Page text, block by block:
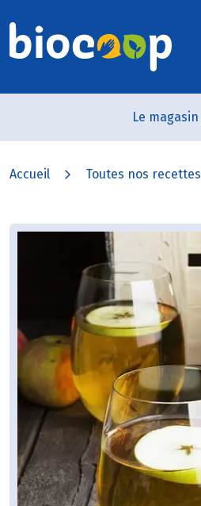
Le magasin
Accueil Toutes nos recettes